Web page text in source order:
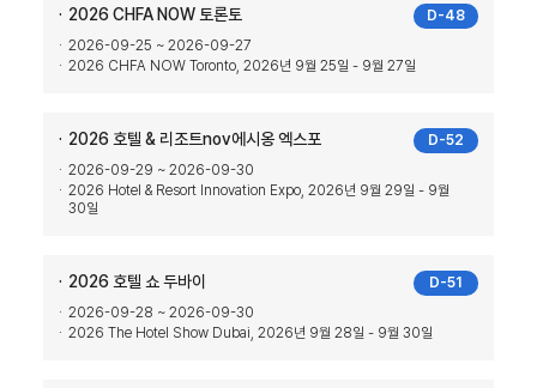
D-48
2026 CHFA NOW 토론토
2026-09-25 ~ 2026-09-27
2026 CHFA NOW Toronto, 2026년 9월 25일 - 9월 27일
D-52
2026 호텔 & 리조트nov에시옹 엑스포
2026-09-29 ~ 2026-09-30
2026 Hotel & Resort Innovation Expo, 2026년 9월 29일 - 9월
30일
D-51
2026 호텔 쇼 두바이
2026-09-28 ~ 2026-09-30
2026 The Hotel Show Dubai, 2026년 9월 28일 - 9월 30일